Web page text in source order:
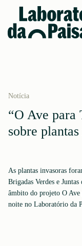
Notícia
“O Ave para
sobre
As plantas invasoras
Brigadas Verdes e
âmbito do projeto O Ave
noite no Laboratório da